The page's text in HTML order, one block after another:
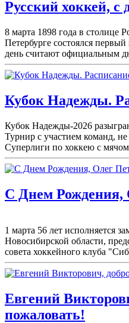
Русский хоккей, с
8 марта 1898 года в столице
Петербурге состоялся
день считают официальным
Кубок Надежды.
Кубок Надежды-2026
Турнир с участием команд,
Суперлиги по хоккею с
С Днем Рождения,
1 марта 56 лет исполняется
Новосибирской области,
совета хоккейного клуба
Евгений
пожаловать!